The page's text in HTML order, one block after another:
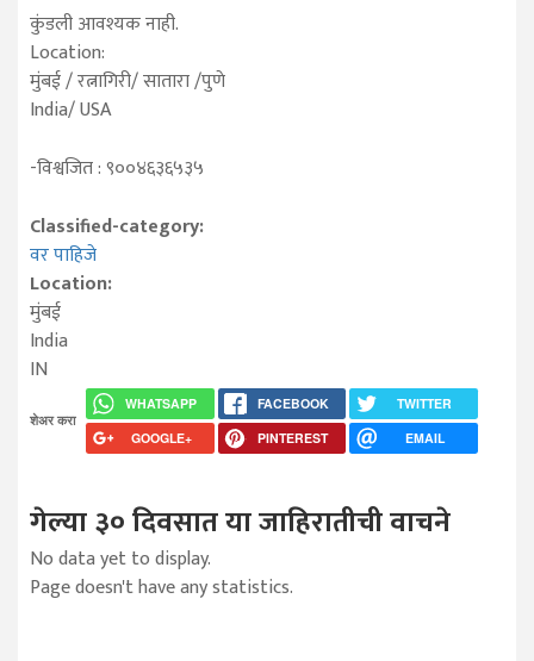
कुंडली आवश्यक नाही.
Location:
मुंबई / रत्नागिरी/ सातारा /पुणे
India/ USA
-विश्वजित : ९००४६३६५३५
Classified-category:
वर पाहिजे
Location:
मुंबई
India
IN
शेअर करा
WHATSAPP FACEBOOK
TWITTER
GOOGLE+
PINTEREST EMAIL
गेल्या ३० दिवसात या जाहिरातीची वाचने
No data yet to display.
Page doesn't have any statistics.